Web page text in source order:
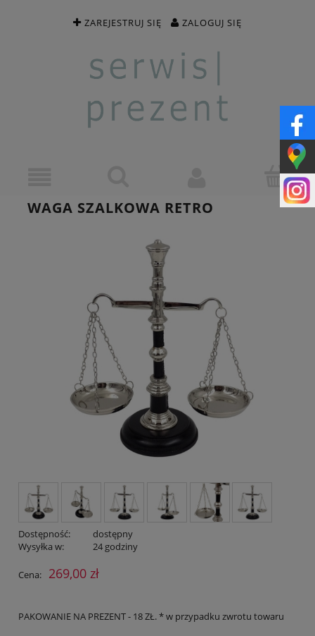
ZAREJESTRUJ SIĘ ZALOGUJ SIĘ
WAGA SZALKOWA RETRO
Dostępność:
dostępny
Wysyłka w:
24 godziny
Cena: 269,00 zł
PAKOWANIE NA PREZENT - 18 ZŁ. * w przypadku zwrotu towaru